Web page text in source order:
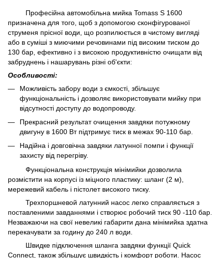
Професійна автомобільна мийка Tomass S 1600
призначена для того, щоб з допомогою сконфігурованої
струменя прісної води, що розпилюється в чистому вигляді
або в суміші з миючими речовинами під високим тиском до
130 бар, ефективно і з високою продуктивністю очищати від
забруднень і нашарувань різні об'єкти:
Особливості:
Можливість забору води з ємкості, збільшує
функціональність і дозволяє використовувати мийку при
відсутності доступу до водопроводу.
Прекрасний результат очищення завдяки потужному
двигуну в 1600 Вт підтримує тиск в межах 90-110 бар.
Надійна і довговічна завдяки латунної помпи і функції
захисту від перегріву.
Функціональна конструкція мінімийки дозволила
розмістити на корпусі із міцного пластику: шланг (2 м),
мережевий кабель і пістолет високого тиску.
Трехпоршневой латунний насос легко справляється з
поставленими завданнями і створює робочий тиск 90 -110 бар.
Незважаючи на свої невеликі габарити дана мінімийка здатна
перекачувати за годину до 240 л води.
Швидке підключення шланга завдяки функції Quick
Connect, також збільшує швидкість і комфорт роботи. Насос